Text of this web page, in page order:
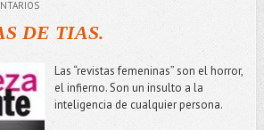
DE TIAS.
Las “revistas femeninas” son el horror,
el infierno. Son un insulto a la
inteligencia de cualquier persona.